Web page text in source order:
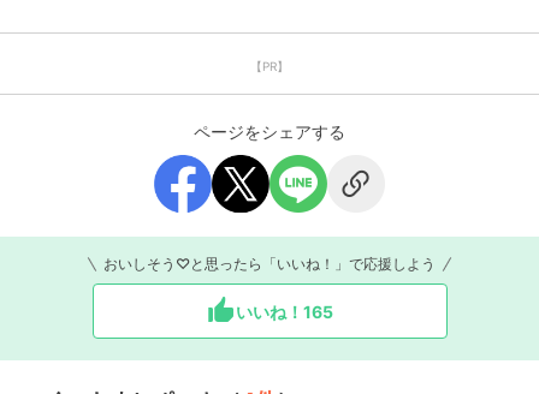
【PR】
ページをシェアする
おいしそう♡と思ったら「いいね！」で応援しよう
いいね！ 165